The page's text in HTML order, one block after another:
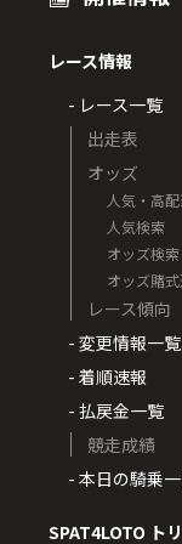
レース情報
- レース一覧
出走表
オッズ
人気・高
人気検索
オッズ検索
オッズ賭
レース傾向
- 変更情報一覧
- 着順速報
- 払戻金一覧
競走成績
- 本日の騎乗
SPAT4LOTO ト